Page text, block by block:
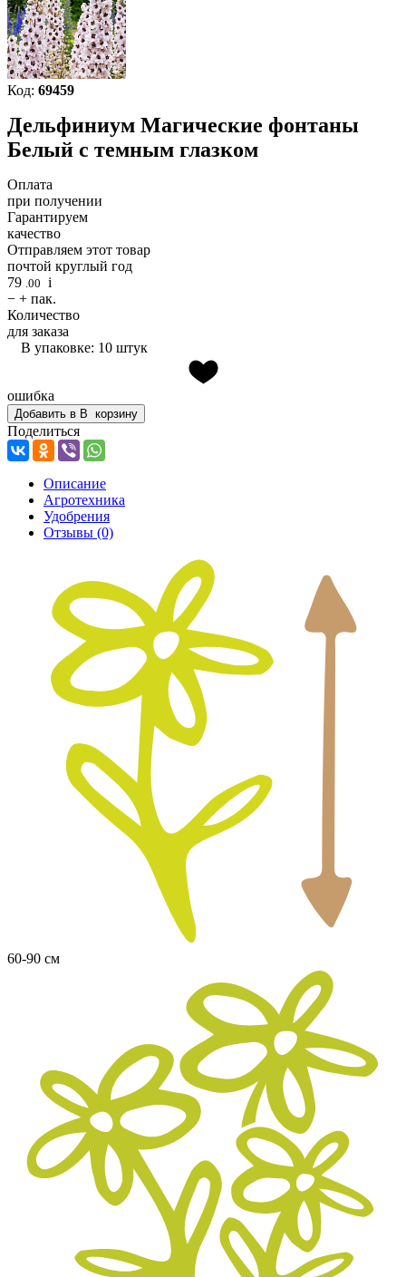
Код: 69459
Дельфиниум Магические фонтаны
Белый с темным глазком
Оплата
при получении
Гарантируем
качество
Отправляем этот товар
почтой круглый год
79 .00 i
− + пак.
Количество
для заказа
В упаковке: 10 штук
ошибка
Добавить в В корзину
Поделиться
Описание
Агротехника
Удобрения
Отзывы (0)
60-90 см